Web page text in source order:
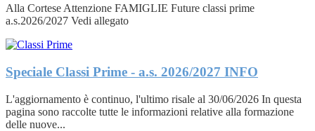
Alla Cortese Attenzione FAMIGLIE Future classi prime
a.s.2026/2027 Vedi allegato
Speciale Classi Prime - a.s. 2026/2027 INFO
L'aggiornamento è continuo, l'ultimo risale al 30/06/2026 In questa
pagina sono raccolte tutte le informazioni relative alla formazione
delle nuove...